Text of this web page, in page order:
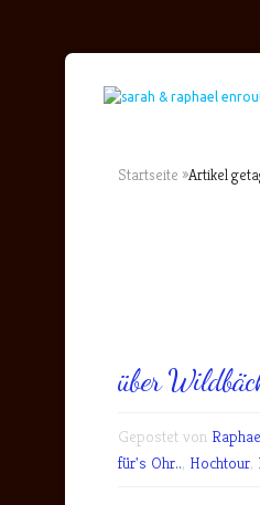
Startseite »Artikel
über
Gepostet von
für's Ohr.., Hochtour,